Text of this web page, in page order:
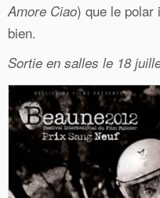
Amore Ciao) que le polar
bien.
Sortie en salles le 18